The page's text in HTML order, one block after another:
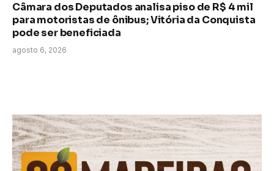
Câmara dos Deputados analisa piso de R$ 4 mil
para motoristas de ônibus; Vitória da Conquista
pode ser beneficiada
agosto 6, 2026